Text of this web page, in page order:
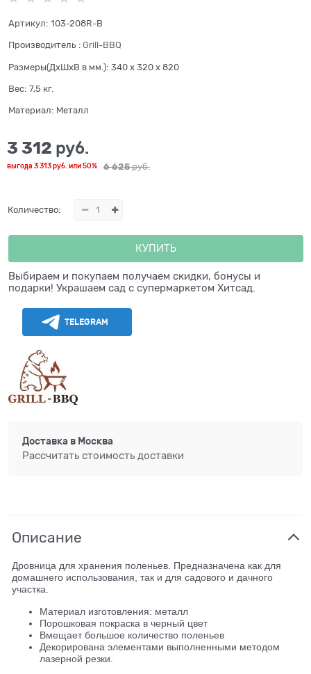
Артикул: 103-208R-B
Производитель : Grill-BBQ
Размеры(ДхШхВ в мм.): 340 x 320 x 820
Вес: 7,5 кг.
Материал: Металл
6 625 руб.
3 312 руб.
выгода 3 313 руб. или50%
Количество:
КУПИТЬ
Выбираем и покупаем получаем скидки, бонусы и
подарки! Украшаем сад с супермаркетом Хитсад.
TELEGRAM
Доставка в Москва
Рассчитать стоимость доставки
Описание
Дровница для хранения поленьев. Предназначена как для
домашнего использования, так и для садового и дачного
участка.
Материал изготовления: металл
Порошковая покраска в черный цвет
Вмещает большое количество поленьев
Декорирована элементами выполненными методом
лазерной резки.